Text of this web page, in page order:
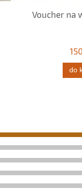
Voucher na
do